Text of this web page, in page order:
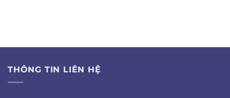
THÔNG TIN LIÊN HỆ